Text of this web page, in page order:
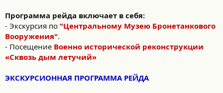
Программа рейда включает в себя:
- Экскурсия по "Центральному Музею Бронетанкового
Вооружения".
- Посещение Военно исторической реконструкции
«Сквозь дым летучий»
ЭКСКУРСИОННАЯ ПРОГРАММА РЕЙДА